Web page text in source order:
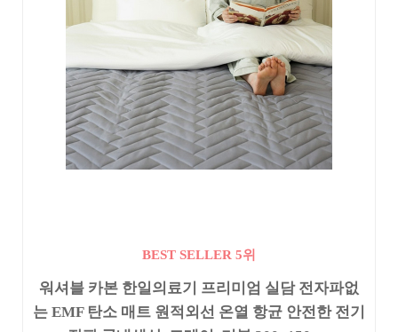
BEST SELLER 5위
워셔블 카본 한일의료기 프리미엄 실담 전자파없
는 EMF 탄소 매트 원적외선 온열 항균 안전한 전기